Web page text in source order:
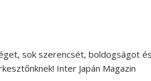
sok szerencsét, boldogságot
Inter Japán Magazin